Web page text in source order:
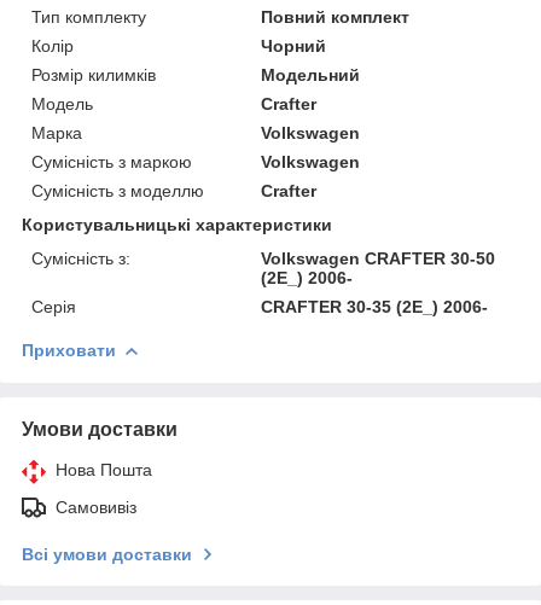
Тип комплекту
Повний комплект
Колір
Чорний
Розмір килимків
Модельний
Модель
Crafter
Марка
Volkswagen
Сумісність з маркою
Volkswagen
Сумісність з моделлю
Crafter
Користувальницькі характеристики
Сумісність з:
Volkswagen CRAFTER 30-50
(2E_) 2006-
Серія
CRAFTER 30-35 (2E_) 2006-
Приховати
Умови доставки
Нова Пошта
Самовивіз
Всі умови доставки